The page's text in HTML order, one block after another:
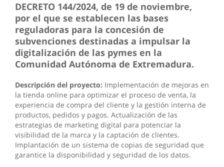
DECRETO 144/2024, de 19 de noviembre,
por el que se establecen las bases
reguladoras para la concesión de
subvenciones destinadas a impulsar la
digitalización de las pymes en la
Comunidad Autónoma de Extremadura.
Descripción del proyecto: Implementación de mejoras en
la tienda online para optimizar el proceso de venta, la
experiencia de compra del cliente y la gestión interna de
productos, pedidos y pagos. Actualización de las
estrategias de marketing digital para potenciar la
visibilidad de la marca y la captación de clientes.
Implantación de un sistema de copias de seguridad que
garantice la disponibilidad y seguridad de los datos.